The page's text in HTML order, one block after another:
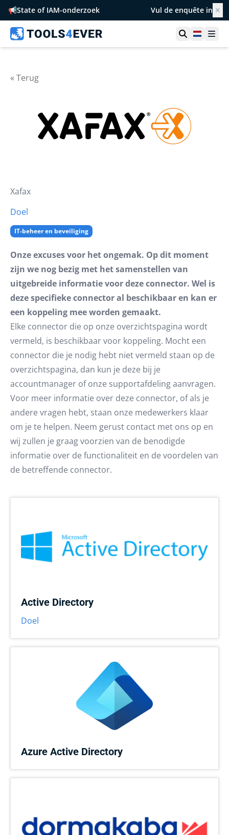
📢State of IAM-onderzoek Vul de enquête in ✕
Toon zoek
« Terug
Xafax
Doel
IT-beheer en beveiliging
Onze excuses voor het ongemak. Op dit moment
zijn we nog bezig met het samenstellen van
uitgebreide informatie voor deze connector. Wel is
deze specifieke connector al beschikbaar en kan er
een koppeling mee worden gemaakt.
Elke connector die op onze overzichtspagina wordt
vermeld, is beschikbaar voor koppeling. Mocht een
connector die je nodig hebt niet vermeld staan op de
overzichtspagina, dan kun je deze bij je
accountmanager of onze supportafdeling aanvragen.
Voor meer informatie over deze connector, of als je
andere vragen hebt, staan onze medewerkers klaar
om je te helpen. Neem gerust contact met ons op en
wij zullen je graag voorzien van de benodigde
informatie over de functionaliteit en de voordelen van
de betreffende connector.
Active Directory
Doel
Azure Active Directory